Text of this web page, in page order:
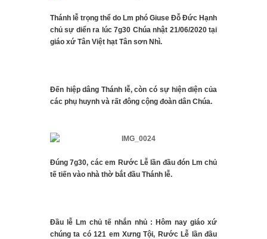
Thánh lễ trọng thể do Lm phó Giuse Đỗ Đức Hạnh
chủ sự diển ra lúc 7g30 Chúa nhật 21/06/2020 tại
giáo xứ Tân Việt hạt Tân sơn Nhì.
Đến hiệp dâng Thánh lễ, còn có sự hiện diện của
các phụ huynh và rất đông cộng đoàn dân Chúa.
Đúng 7g30, các em Rước Lễ lần đầu đón Lm chủ
tế tiến vào nhà thờ bắt đầu Thánh lễ.
Đầu lễ Lm chủ tế nhắn nhủ : Hôm nay giáo xứ
chúng ta có 121 em Xưng Tội, Rước Lễ lần đầu